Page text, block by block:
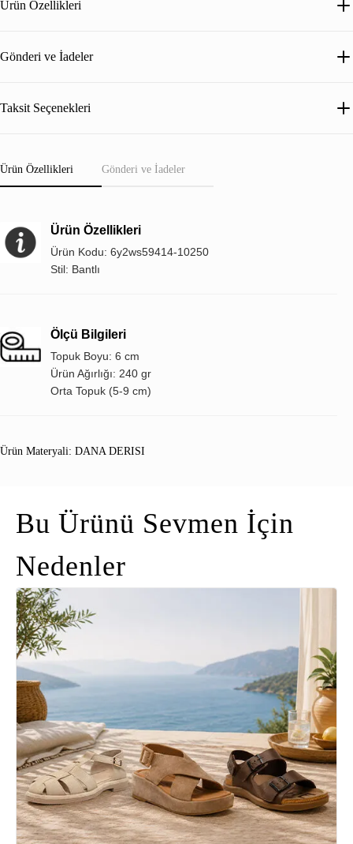
Ürün Özellikleri
Gönderi ve İadeler
Taksit Seçenekleri
Ürün Özellikleri Gönderi ve İadeler
Ürün Özellikleri
Ürün Kodu: 6y2ws59414-10250
Stil: Bantlı
Ölçü Bilgileri
Topuk Boyu: 6 cm
Ürün Ağırlığı: 240 gr
Orta Topuk (5-9 cm)
Ürün Materyali: DANA DERISI
Bu Ürünü Sevmen İçin
Nedenler